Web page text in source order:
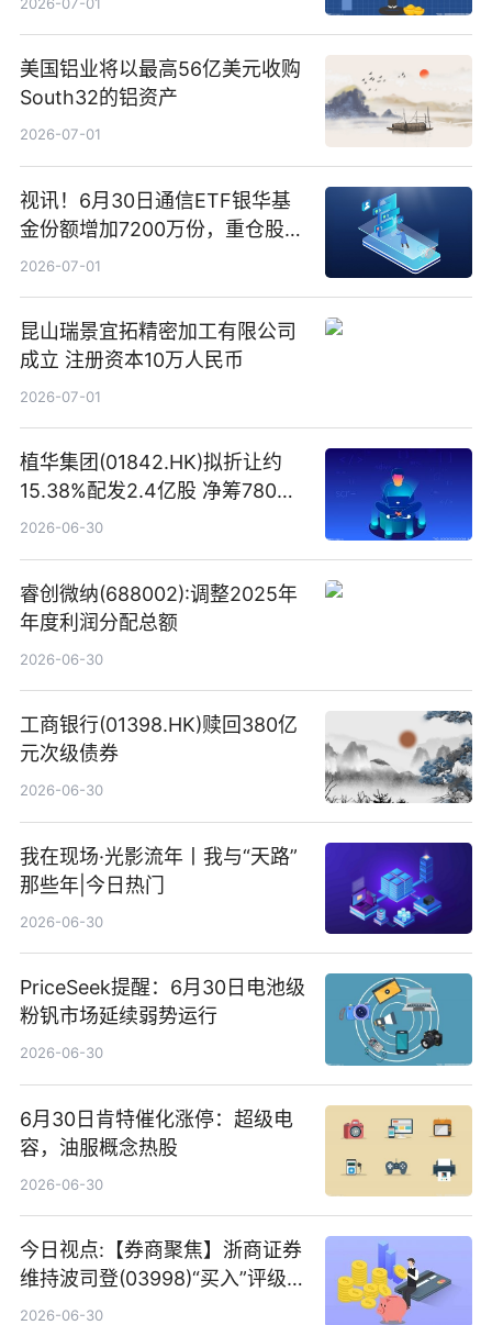
美国铝业将以最高56亿美元收购
South32的铝资产
2026-07-01
视讯！6月30日通信ETF银华基
金份额增加7200万份，重仓股新
易盛、中际旭创、立讯精密
2026-07-01
昆山瑞景宜拓精密加工有限公司
成立 注册资本10万人民币
2026-07-01
植华集团(01842.HK)拟折让约
15.38%配发2.4亿股 净筹780万
港元
2026-06-30
睿创微纳(688002):调整2025年
年度利润分配总额
2026-06-30
工商银行(01398.HK)赎回380亿
元次级债券
2026-06-30
我在现场·光影流年丨我与“天路”
那些年|今日热门
2026-06-30
PriceSeek提醒：6月30日电池级
粉钒市场延续弱势运行
2026-06-30
6月30日肯特催化涨停：超级电
容，油服概念热股
2026-06-30
今日视点:【券商聚焦】浙商证券
维持波司登(03998)“买入”评级
指其业绩高质量稳增长
2026-06-30